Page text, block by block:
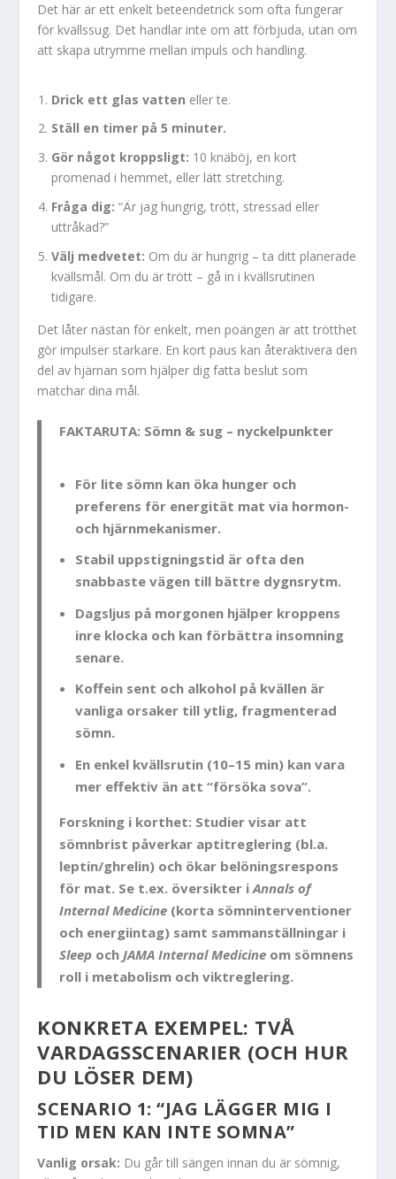
Det här är ett enkelt beteendetrick som ofta fungerar
för kvällssug. Det handlar inte om att förbjuda, utan om
att skapa utrymme mellan impuls och handling.
Drick ett glas vatten eller te.
Ställ en timer på 5 minuter.
Gör något kroppsligt: 10 knäböj, en kort
promenad i hemmet, eller lätt stretching.
Fråga dig: “Är jag hungrig, trött, stressad eller
uttråkad?”
Välj medvetet: Om du är hungrig – ta ditt planerade
kvällsmål. Om du är trött – gå in i kvällsrutinen
tidigare.
Det låter nästan för enkelt, men poängen är att trötthet
gör impulser starkare. En kort paus kan återaktivera den
del av hjärnan som hjälper dig fatta beslut som
matchar dina mål.
FAKTARUTA: Sömn & sug – nyckelpunkter
För lite sömnkan öka hunger och
preferens för energität mat via hormon-
och hjärnmekanismer.
Stabil uppstigningstid är ofta den
snabbaste vägen till bättre dygnsrytm.
Dagsljus på morgonenhjälper kroppens
inre klocka och kan förbättra insomning
senare.
Koffein sent och alkohol på kvällenär
vanliga orsaker till ytlig, fragmenterad
sömn.
En enkel kvällsrutin(10–15 min) kan vara
mer effektiv än att “försöka sova”.
Forskning i korthet: Studier visar att
sömnbrist påverkar aptitreglering (bl.a.
leptin/ghrelin) och ökar belöningsrespons
för mat. Se t.ex. översikter iAnnals of
Internal Medicine (korta sömninterventioner
och energiintag) samt sammanställningar i
Sleep och JAMA Internal Medicine om sömnens
roll i metabolism och viktreglering.
KONKRETA EXEMPEL: TVÅ
VARDAGSSCENARIER (OCH HUR
DU LÖSER DEM)
SCENARIO 1: “JAG LÄGGER MIG I
TID MEN KAN INTE SOMNA”
Vanlig orsak: Du går till sängen innan du är sömnig,